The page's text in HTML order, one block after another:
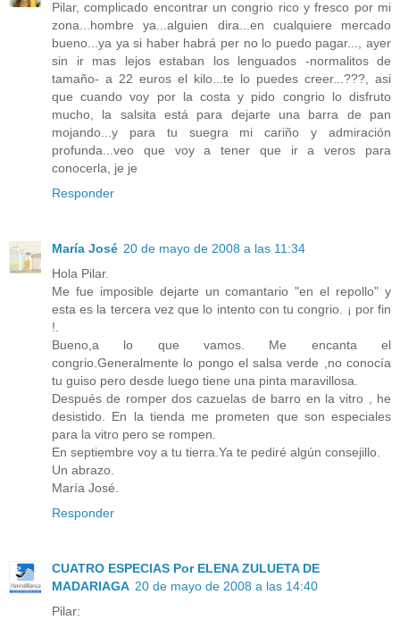
Pilar, complicado encontrar un congrio rico y fresco por mi
zona...hombre ya...alguien dira...en cualquiere mercado
bueno...ya ya si haber habrá per no lo puedo pagar..., ayer
sin ir mas lejos estaban los lenguados -normalitos de
tamaño- a 22 euros el kilo...te lo puedes creer...???, asi
que cuando voy por la costa y pido congrio lo disfruto
mucho, la salsita está para dejarte una barra de pan
mojando...y para tu suegra mi cariño y admiración
profunda...veo que voy a tener que ir a veros para
conocerla, je je
Responder
María José 20 de mayo de 2008 a las 11:34
Hola Pilar.
Me fue imposible dejarte un comantario "en el repollo" y
esta es la tercera vez que lo intento con tu congrio. ¡ por fin
!.
Bueno,a lo que vamos. Me encanta el
congrio.Generalmente lo pongo el salsa verde ,no conocía
tu guiso pero desde luego tiene una pinta maravillosa.
Después de romper dos cazuelas de barro en la vitro , he
desistido. En la tienda me prometen que son especiales
para la vitro pero se rompen.
En septiembre voy a tu tierra.Ya te pediré algún consejillo.
Un abrazo.
María José.
Responder
CUATRO ESPECIAS Por ELENA ZULUETA DE
MADARIAGA 20 de mayo de 2008 a las 14:40
Pilar: